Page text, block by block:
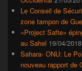
Le Conseil de
zone tampon de
«Project Safte»
au Sahel 19/04/2018
Sahara- ONU: Le
nouveau rapport de